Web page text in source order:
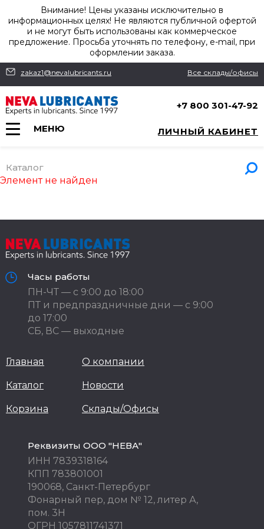
Внимание! Цены указаны исключительно в
информационных целях! Не являются публичной офертой
и не могут быть использованы как коммерческое
предложение. Просьба уточнять по телефону, e-mail, при
оформлении заказа.
zakaz1@nevalubricants.ru Все склады/офисы
+7 800 301-47-92
МЕНЮ ЛИЧНЫЙ КАБИНЕТ
Каталог
Элемент не найден
Часы работы
ПН-ЧТ — с 9:00 до 18:00
ПТ и предпраздничные дни — с 9:00
до 17:00
СБ, ВС — выходные
Главная
Каталог
Корзина
О компании
Новости
Склады/Офисы
Реквизиты ООО "НЕВА"
ИНН 7839318164
КПП 783801001
190068, Санкт-Петербург
Фонарный пер, дом № 12, литер А,
пом. 3Н
ОГРН 1057811741371